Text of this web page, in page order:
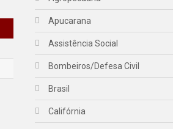
Apucarana
Assistência Social
Bombeiros/Defesa Civil
Brasil
Califórnia